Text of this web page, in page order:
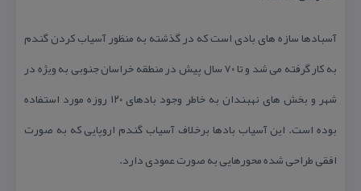
آسبادها سازه های بادی است كه در گذشته به منظور آسیاب كردن گندم
به كار گرفته می شد و تا ۷۰ سال پیش در منطقه خراسان جنوبی به ویژه در
شهر و بخش های نهبندان به خاطر وجود بادهای ۱۲۰ روزه مورد استفاده
بوده است. این آسیاب بادها برخلاف آسیاب گندم اروپایی كه به صورت
افقی طراحی شده محورهایی به صورت عمودی دارد.